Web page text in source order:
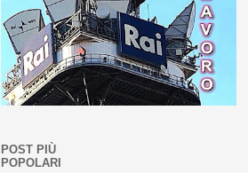
POST PIÙ
POPOLARI